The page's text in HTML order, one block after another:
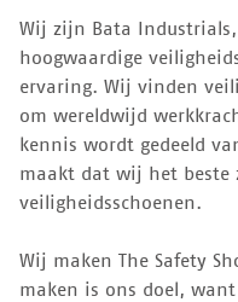
Wij zijn Bata
hoogwaardige
ervaring. Wij vinden
om wereldwijd
kennis wordt gedeeld
maakt dat wij het
veiligheidsschoenen.
Wij maken The Safety
maken is ons doel,